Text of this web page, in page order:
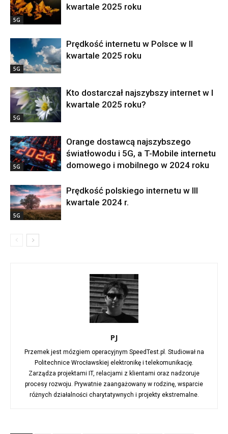
5G
kwartale 2025 roku
5G
Prędkość internetu w Polsce w II
kwartale 2025 roku
5G
Kto dostarczał najszybszy internet w I
kwartale 2025 roku?
5G
Orange dostawcą najszybszego
światłowodu i 5G, a T-Mobile internetu
domowego i mobilnego w 2024 roku
5G
Prędkość polskiego internetu w III
kwartale 2024 r.
PJ
Przemek jest mózgiem operacyjnym SpeedTest.pl. Studiował na
Politechnice Wrocławskiej elektronikę i telekomunikację.
Zarządza projektami IT, relacjami z klientami oraz nadzoruje
procesy rozwoju. Prywatnie zaangażowany w rodzinę, wsparcie
różnych działalności charytatywnych i projekty ekstremalne.